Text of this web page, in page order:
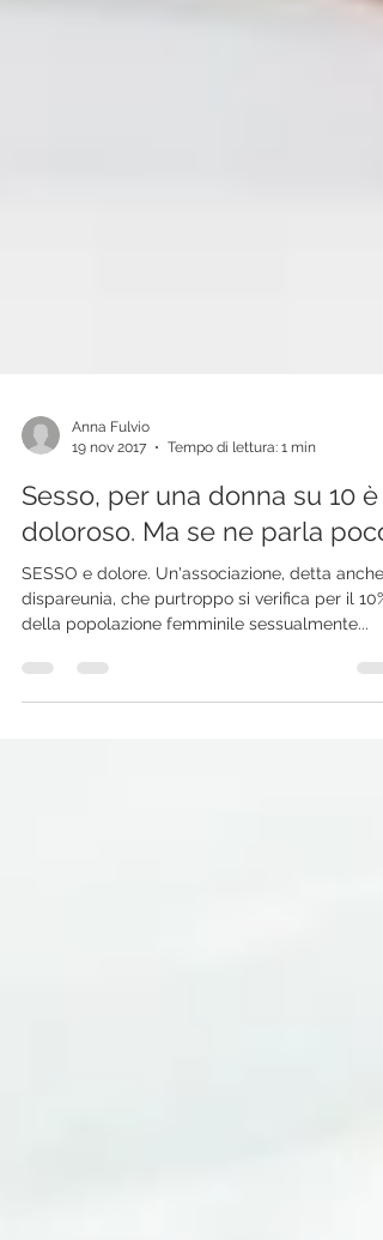
19 nov 2017
Tempo di lettura: 1 min
Sesso, per una donna su 10 è
doloroso. Ma se ne parla poco
SESSO e dolore. Un'associazione, detta anche
della popolazione femminile sessualmente...